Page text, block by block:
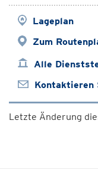
Lageplan
Zum
Alle
Kontaktieren
Letzte Änderung